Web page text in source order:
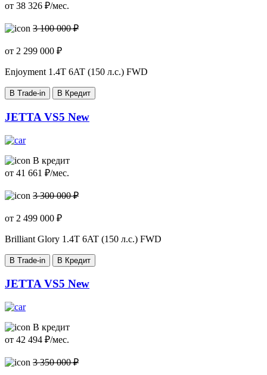
от 38 326 ₽/мес.
3 100 000 ₽
от 2 299 000 ₽
Enjoyment 1.4T 6AT (150 л.с.) FWD
В Trade-in В Кредит
JETTA VS5 New
В кредит
от 41 661 ₽/мес.
3 300 000 ₽
от 2 499 000 ₽
Brilliant Glory 1.4T 6AT (150 л.с.) FWD
В Trade-in В Кредит
JETTA VS5 New
В кредит
от 42 494 ₽/мес.
3 350 000 ₽